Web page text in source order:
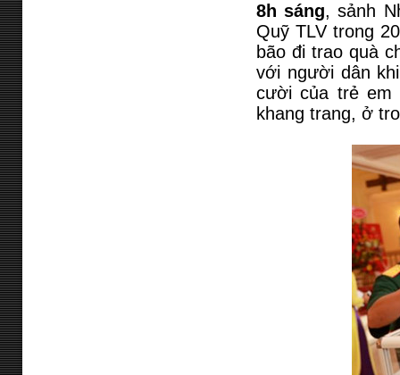
8h sáng, sảnh
Quỹ TLV trong
bão đi trao quà
với người dân
cười của trẻ em
khang trang, ở